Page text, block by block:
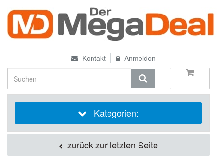
Kontakt Anmelden
Kategorien:
zurück zur letzten Seite